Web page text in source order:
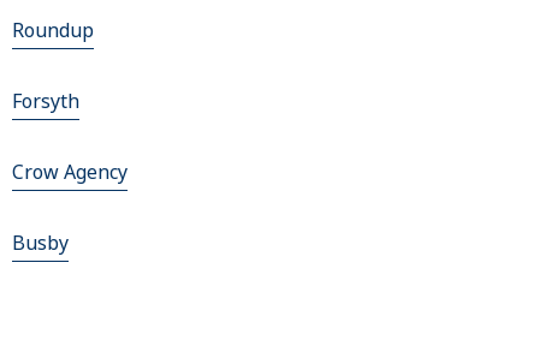
Roundup
Forsyth
Crow Agency
Busby